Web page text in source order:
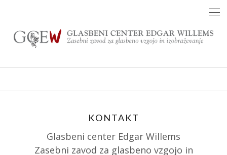
content
KONTAKT
Glasbeni center Edgar Willems
Zasebni zavod za glasbeno vzgojo in